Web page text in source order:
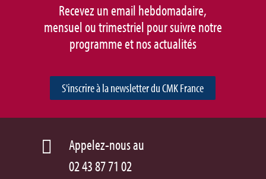
Recevez un email hebdomadaire,
mensuel ou trimestriel pour suivre notre
programme et nos actualités
S'inscrire à la newsletter du CMK France

Appelez-nous au
02 43 87 71 02